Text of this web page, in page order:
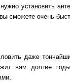
установить
сможете очень
даже
вам долгие